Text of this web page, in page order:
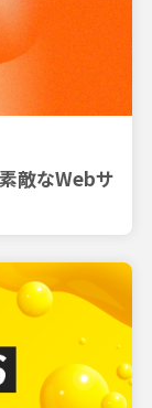
敵なWebサ